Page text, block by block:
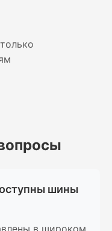
шины
в широком